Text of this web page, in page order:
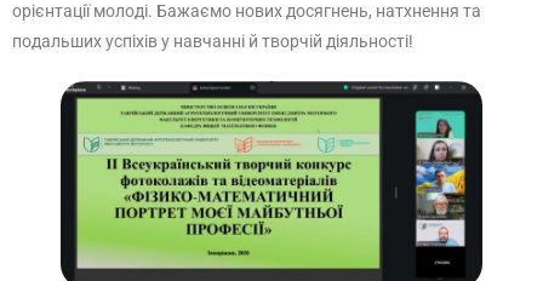
орієнтації молоді. Бажаємо нових досягнень, натхнення та
подальших успіхів у навчанні й творчій діяльності!